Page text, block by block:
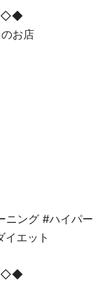
お店
ニング #ハイパー
エット